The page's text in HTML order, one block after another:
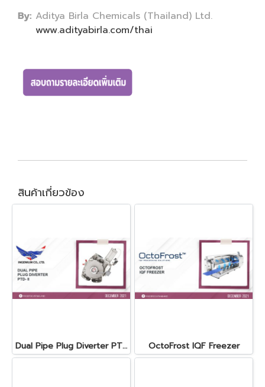
By: Aditya Birla Chemicals (Thailand) Ltd.
www.adityabirla.com/thai
สินค้าเกี่ยวข้อง
Dual Pipe Plug Diverter PTD- II OctoFrost IQF Freezer